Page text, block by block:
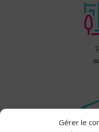
Gérer le